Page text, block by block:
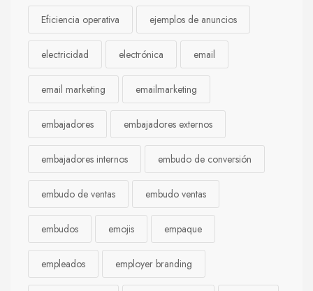
Eficiencia operativa ejemplos de anuncios
electricidad electrónica email
email marketing emailmarketing
embajadores embajadores externos
embajadores internos embudo de conversión
embudo de ventas embudo ventas
embudos emojis empaque
empleados employer branding